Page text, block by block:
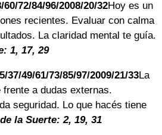
72/84/96/2008/20/32Hoy es un
recientes. Evaluar con calma
La claridad mental te guía.
1, 17, 29
37/49/61/73/85/97/2009/21/33La
a dudas externas.
seguridad. Lo que hacés tiene
la Suerte: 2, 19, 31